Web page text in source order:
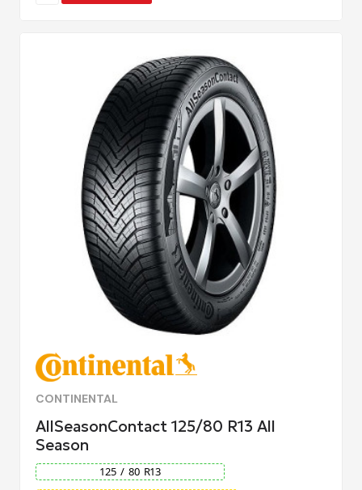
CONTINENTAL
AllSeasonContact 125/80 R13 All
Season
125 / 80 R13